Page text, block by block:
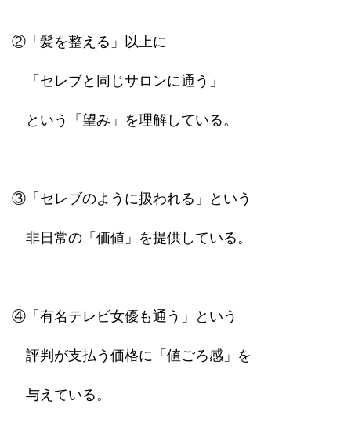
②「髪を整える」以上に
「セレブと同じサロンに通う」
という「望み」を理解している。
③「セレブのように扱われる」という
非日常の「価値」を提供している。
④「有名テレビ女優も通う」という
評判が支払う価格に「値ごろ感」を
与えている。